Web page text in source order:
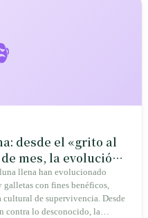
desde el «grito al
mes, la evolución
crianza en
llena han evolucionado
galletas con fines benéficos,
cultural de supervivencia. Desde
contra lo desconocido, la